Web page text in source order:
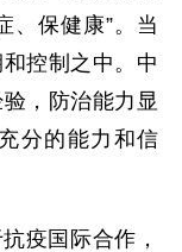
、保健康”。当
控制之中。中
，防治能力显
分的能力和信
疫国际合作，